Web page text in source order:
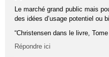
Le marché grand public mais
des idées d’usage potentiel ou
“Christensen dans le livre, Tome
Répondre ici